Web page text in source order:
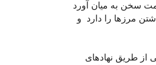
سخن به میان آورد
مرزها را دارد و
از طریق نهادهای